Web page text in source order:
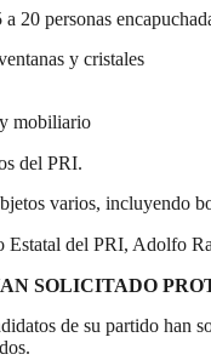
20 personas
y cristales
mobiliario
del PRI.
varios, incluyendo
del PRI, Adolfo
SOLICITADO
de su partido han